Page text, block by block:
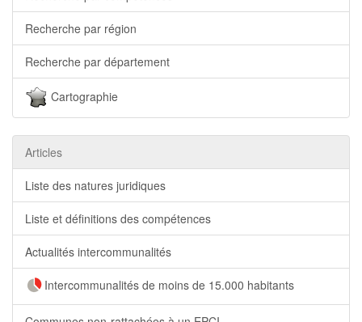
Recherche par région
Recherche par département
Cartographie
Articles
Liste des natures juridiques
Liste et définitions des compétences
Actualités intercommunalités
Intercommunalités de moins de 15.000 habitants